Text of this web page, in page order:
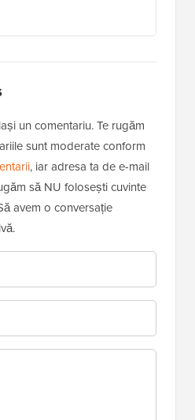
un comentariu. Te rugăm
sunt moderate conform
, iar adresa ta de e-mail
să NU folosești cuvinte
avem o conversație